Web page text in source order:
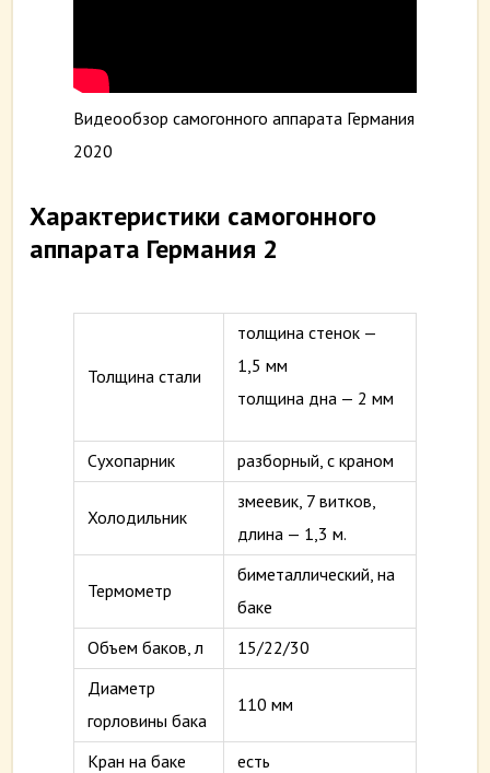
Видеообзор самогонного аппарата Германия
2020
Характеристики самогонного
аппарата Германия 2
Толщина стали
толщина стенок —
1,5 мм
толщина дна — 2 мм
Сухопарник разборный, с краном
Холодильник
змеевик, 7 витков,
длина — 1,3 м.
Термометр
биметаллический, на
баке
Объем баков, л
15/22/30
Диаметр
горловины бака
110 мм
Кран на баке есть